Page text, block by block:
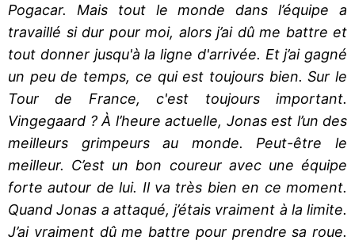
Pogacar. Mais tout le monde dans l’équipe a
travaillé si dur pour moi, alors j’ai dû me battre et
tout donner jusqu'à la ligne d'arrivée. Et j’ai gagné
un peu de temps, ce qui est toujours bien. Sur le
Tour de France, c'est toujours important.
Vingegaard ? À l’heure actuelle, Jonas est l’un des
meilleurs grimpeurs au monde. Peut-être le
meilleur. C’est un bon coureur avec une équipe
forte autour de lui. Il va très bien en ce moment.
Quand Jonas a attaqué, j’étais vraiment à la limite.
J’ai vraiment dû me battre pour prendre sa roue.